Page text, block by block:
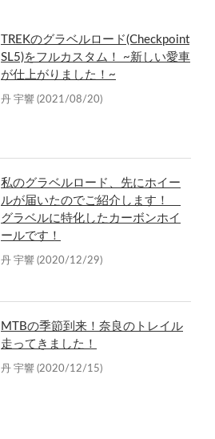
TREKのグラベルロード(Checkpoint
SL5)をフルカスタム！ ~新しい愛車
が仕上がりました！~
丹 宇響 (2021/08/20)
私のグラベルロード、先にホイー
ルが届いたのでご紹介します！
グラベルに特化したカーボンホイ
ールです！
丹 宇響 (2020/12/29)
MTBの季節到来！奈良のトレイル
走ってきました！
丹 宇響 (2020/12/15)